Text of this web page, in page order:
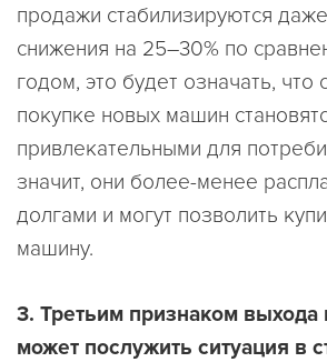
продажи стабилизируются
снижения на 25–30% по
годом, это будет означать, что
покупке новых машин
привлекательными для
значит, они более-менее
долгами и могут позволить
машину.
3. Третьим признаком выхода
может послужить ситуация в